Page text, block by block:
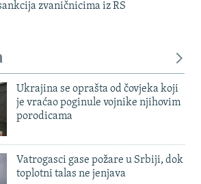
zvaničnicima iz RS
Ukrajina se oprašta od čovjeka koji
je vraćao poginule vojnike njihovim
porodicama
Vatrogasci gase požare u Srbiji, dok
toplotni talas ne jenjava